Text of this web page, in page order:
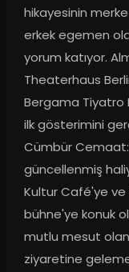
hikayesinin
erkek egemen
yorum katıyor.
Theaterhaus
Bergama Tiyatro
ilk gösterimini
Cümbür Cemaat:
güncellenmiş
Kultur Café'ye
bühne'ye konuk
mutlu mesut olan
ziyaretine